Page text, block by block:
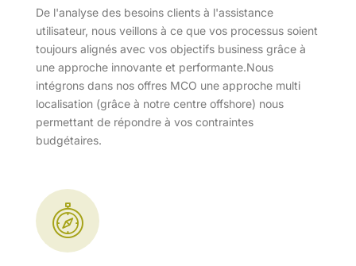
De l'analyse des besoins clients à l'assistance
utilisateur, nous veillons à ce que vos processus soient
toujours alignés avec vos objectifs business grâce à
une approche innovante et performante.​ Nous
intégrons dans nos offres MCO une approche multi
localisation (grâce à notre centre offshore) nous
permettant de répondre à vos contraintes
budgétaires.